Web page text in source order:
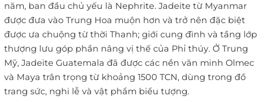
năm, ban đầu chủ yếu là Nephrite. Jadeite từ Myanmar
được đưa vào Trung Hoa muộn hơn và trở nên đặc biệt
được ưa chuộng từ thời Thanh; giới cung đình và tầng lớp
thượng lưu góp phần nâng vị thế của Phỉ thúy. Ở Trung
Mỹ, Jadeite Guatemala đã được các nền văn minh Olmec
và Maya trân trọng từ khoảng 1500 TCN, dùng trong đồ
trang sức, nghi lễ và vật phẩm biểu tượng.